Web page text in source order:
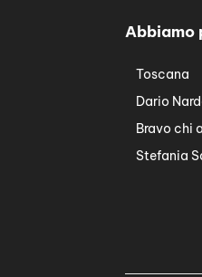
Abbiamo
Toscana
Dario
Bravo chi
Stefania